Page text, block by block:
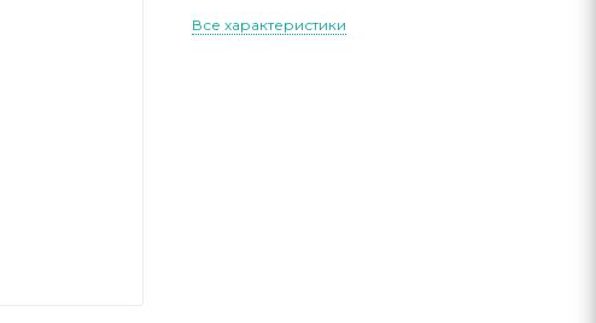
Все характеристики